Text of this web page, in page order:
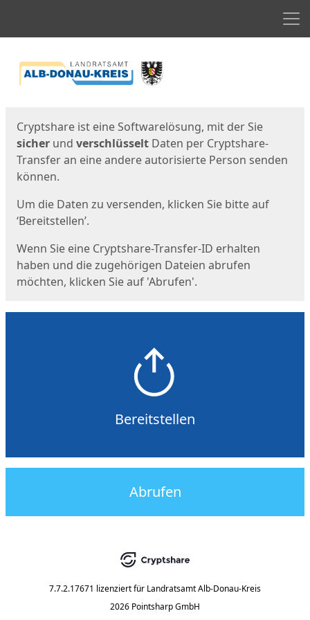
Cryptshare ist eine Softwarelösung, mit der Sie
sicher und verschlüsselt Daten per Cryptshare-
Transfer an eine andere autorisierte Person senden
können.
Um die Daten zu versenden, klicken Sie bitte auf
‘Bereitstellen’.
Wenn Sie eine Cryptshare-Transfer-ID erhalten
haben und die zugehörigen Dateien abrufen
möchten, klicken Sie auf 'Abrufen'.
Bereitstellen
Abrufen
7.7.2.17671 lizenziert für Landratsamt Alb-Donau-Kreis
2026 Pointsharp GmbH